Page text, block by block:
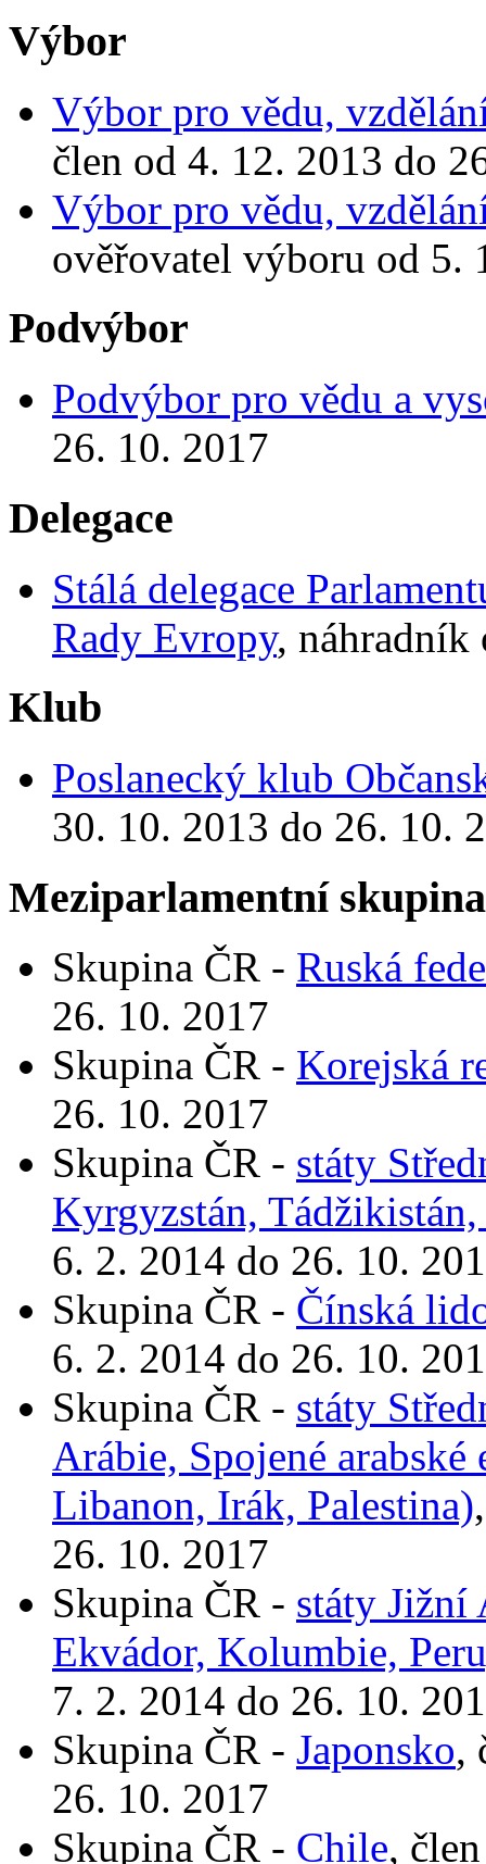
Výbor
Výbor pro vědu,
člen od 4. 12. 2013 do
Výbor pro vědu,
ověřovatel výboru od 5.
Podvýbor
Podvýbor pro vědu a
26. 10. 2017
Delegace
Stálá delegace
Rady Evropy, náhradník
Klub
Poslanecký klub
30. 10. 2013 do 26. 10.
Meziparlamentní
Skupina ČR - Ruská
26. 10. 2017
Skupina ČR - Korejská
26. 10. 2017
Skupina ČR - státy
Kyrgyzstán,
6. 2. 2014 do 26. 10.
Skupina ČR - Čínská
6. 2. 2014 do 26. 10.
Skupina ČR - státy
Arábie, Spojené
Libanon, Irák, Palestina)
26. 10. 2017
Skupina ČR - státy
Ekvádor, Kolumbie,
7. 2. 2014 do 26. 10.
Skupina ČR - Japonsko,
26. 10. 2017
Skupina ČR - Chile,